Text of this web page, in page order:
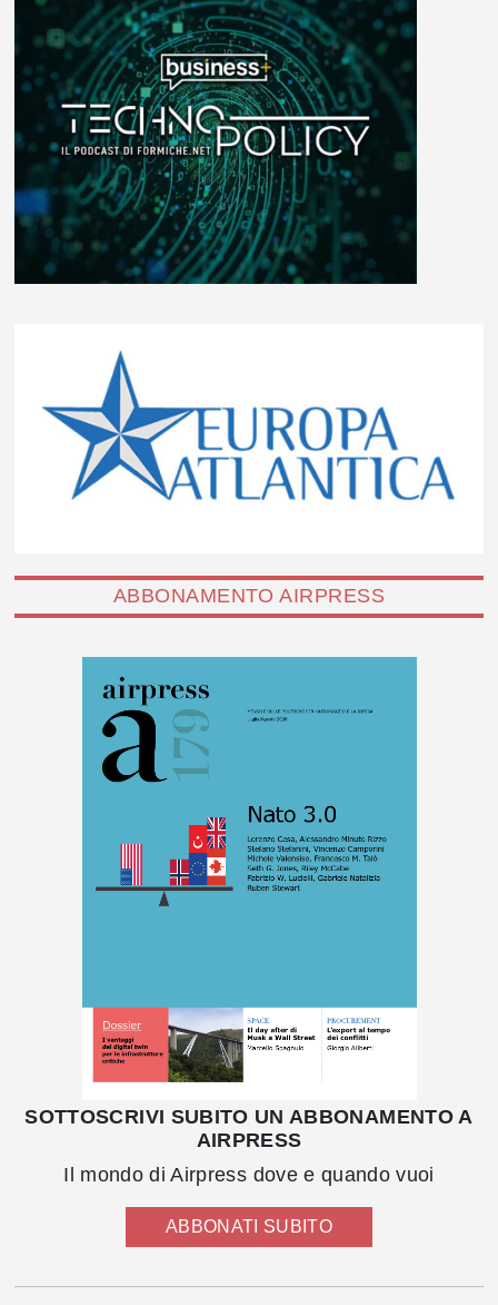
ABBONAMENTO AIRPRESS
SOTTOSCRIVI SUBITO UN ABBONAMENTO A
AIRPRESS
Il mondo di Airpress dove e quando vuoi
ABBONATI SUBITO